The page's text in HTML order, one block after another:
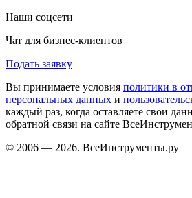
Наши соцсети
Чат для бизнес-клиентов
Подать заявку
Вы принимаете условия политики в
персональных данных и
каждый раз, когда оставляете свои
обратной связи на сайте
© 2006 — 2026. ВсеИнструменты.ру